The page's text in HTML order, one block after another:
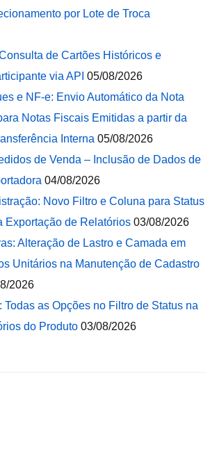
por Lote de Troca
de Cartões Históricos e
via API 05/08/2026
e NF-e: Envio Automático da Nota
Notas Fiscais Emitidas a partir da
Interna 05/08/2026
de Venda – Inclusão de Dados de
04/08/2026
Novo Filtro e Coluna para Status
Exportação de Relatórios 03/08/2026
Alteração de Lastro e Camada em
Unitários na Manutenção de Cadastro
2026
Todas as Opções no Filtro de Status na
do Produto 03/08/2026